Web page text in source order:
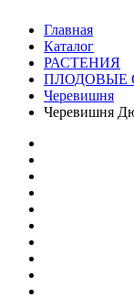
Главная
Каталог
РАСТЕНИЯ
ПЛОДОВЫЕ
Черевишня
Черевишня